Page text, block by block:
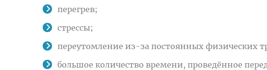
перегрев;
стрессы;
переутомление из-за постоянных физических
большое количество времени, проведённое